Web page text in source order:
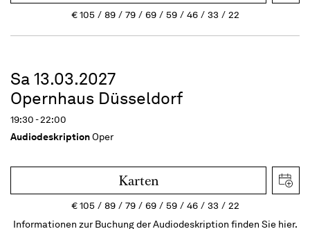
€105 89 79 69 59 46 33 22
Sa 13.03.2027
Opernhaus Düsseldorf
19:30 - 22:00
AudiodeskriptionOper
Karten
€105 89 79 69 59 46 33
22
Informationen zur Buchung der Audiodeskription finden Sie hier.